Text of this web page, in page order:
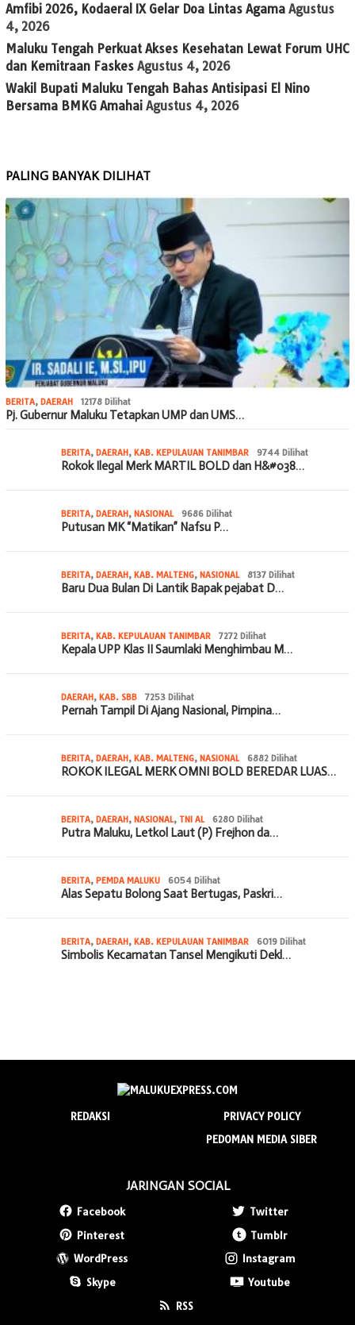
Amfibi 2026, Kodaeral IX Gelar Doa Lintas Agama Agustus
4, 2026
Maluku Tengah Perkuat Akses Kesehatan Lewat Forum UHC
dan Kemitraan Faskes Agustus 4, 2026
Wakil Bupati Maluku Tengah Bahas Antisipasi El Nino
Bersama BMKG Amahai Agustus 4, 2026
PALING BANYAK DILIHAT
BERITA, DAERAH 12178 Dilihat
Pj. Gubernur Maluku Tetapkan UMP dan UMS…
BERITA, DAERAH, KAB. KEPULAUAN TANIMBAR 9744 Dilihat
Rokok Ilegal Merk MARTIL BOLD dan H&#038…
BERITA, DAERAH, NASIONAL 9686 Dilihat
Putusan MK “Matikan” Nafsu P…
BERITA, DAERAH, KAB. MALTENG, NASIONAL 8137 Dilihat
Baru Dua Bulan Di Lantik Bapak pejabat D…
BERITA, KAB. KEPULAUAN TANIMBAR 7272 Dilihat
Kepala UPP Klas II Saumlaki Menghimbau M…
DAERAH, KAB. SBB 7253 Dilihat
Pernah Tampil Di Ajang Nasional, Pimpina…
BERITA, DAERAH, KAB. MALTENG, NASIONAL 6882 Dilihat
ROKOK ILEGAL MERK OMNI BOLD BEREDAR LUAS…
BERITA, DAERAH, NASIONAL, TNI AL 6280 Dilihat
Putra Maluku, Letkol Laut (P) Frejhon da…
BERITA, PEMDA MALUKU 6054 Dilihat
Alas Sepatu Bolong Saat Bertugas, Paskri…
BERITA, DAERAH, KAB. KEPULAUAN TANIMBAR 6019 Dilihat
Simbolis Kecamatan Tansel Mengikuti Dekl…
REDAKSI
PRIVACY POLICY
PEDOMAN MEDIA SIBER
JARINGAN SOCIAL
Facebook
Twitter
Pinterest
Tumblr
WordPress
Instagram
Skype
Youtube
RSS